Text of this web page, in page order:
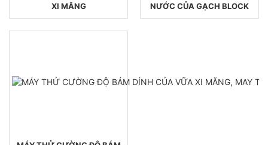
XI MĂNG
NƯỚC CỦA GẠCH BLOCK